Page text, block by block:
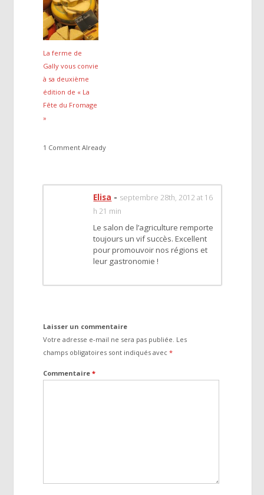
La ferme de
Gally vous convie
à sa deuxième
édition de « La
Fête du Fromage
»
1 Comment Already
Elisa - septembre 28th, 2012 at 16
h 21 min
Le salon de l’agriculture remporte
toujours un vif succès. Excellent
pour promouvoir nos régions et
leur gastronomie !
Laisser un commentaire
Votre adresse e-mail ne sera pas publiée. Les
champs obligatoires sont indiqués avec*
Commentaire*